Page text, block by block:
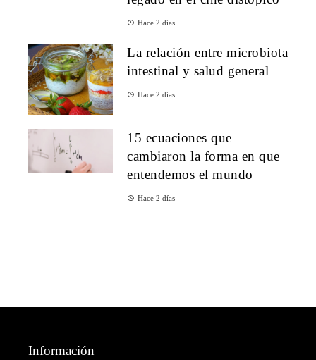
Hace 2 días
La relación entre microbiota
intestinal y salud general
Hace 2 días
15 ecuaciones que
cambiaron la forma en que
entendemos el mundo
Hace 2 días
Información